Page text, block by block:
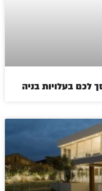
לכם בעלויות בניה